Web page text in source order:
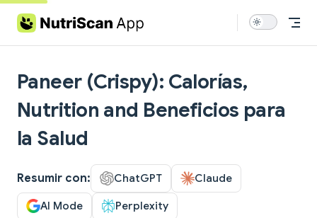
Skip to content
Paneer (Crispy): Calorías,
Nutrition and Beneficios para
la Salud
Resumir con: ChatGPT Claude
AI Mode Perplexity